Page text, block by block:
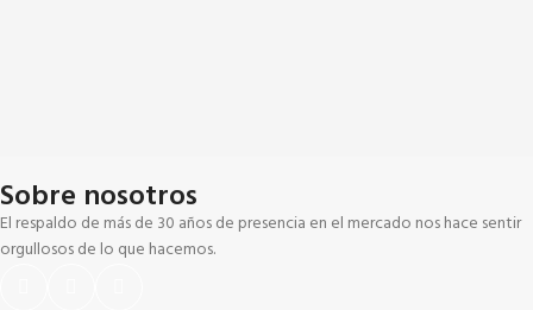
Sobre nosotros
El respaldo de más de 30 años de presencia en el mercado nos hace sentir
orgullosos de lo que hacemos.